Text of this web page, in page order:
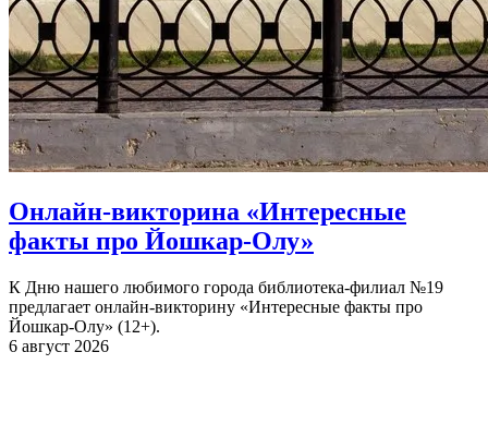
Онлайн-викторина «Интересные
факты про Йошкар-Олу»
К Дню нашего любимого города библиотека-филиал №19
предлагает онлайн-викторину «Интересные факты про
Йошкар-Олу» (12+).
6 август 2026